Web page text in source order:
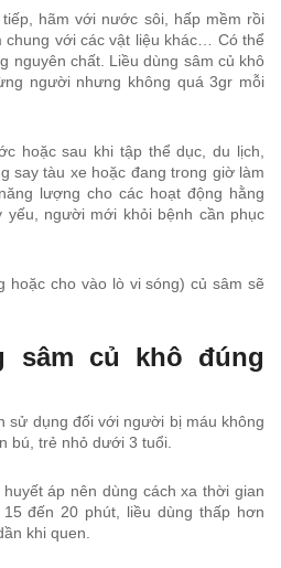
hãm với nước sôi, hấp mềm rồi
chung với các vật liệu khác… Có thể
nguyên chất. Liều dùng sâm củ khô
người nhưng không quá 3gr mỗi
hoặc sau khi tập thể dục, du lịch,
say tàu xe hoặc đang trong giờ làm
lượng cho các hoạt động hằng
người mới khỏi bệnh cần phục
hoặc cho vào lò vi sóng) củ sâm sẽ
sâm củ khô đúng
sử dụng đối với người bị máu không
bú, trẻ nhỏ dưới 3 tuổi.
áp nên dùng cách xa thời gian
đến 20 phút, liều dùng thấp hơn
khi quen.